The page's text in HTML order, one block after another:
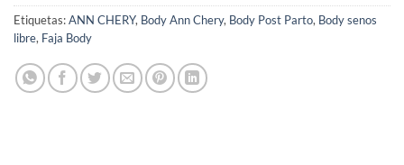
Etiquetas:ANN CHERY, Body Ann Chery, Body Post Parto, Body senos
libre, Faja Body